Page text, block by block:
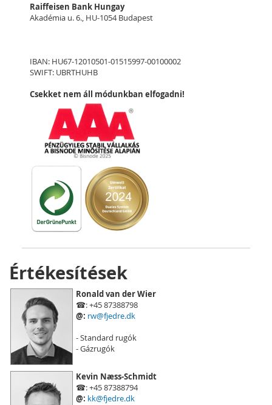
Raiffeisen Bank Hungay
Akadémia u. 6., HU-1054 Budapest
IBAN: HU67-12010501-01515997-00100002
SWIFT: UBRTHUHB
Csekket nem áll módunkban elfogadni!
Értékesítések
Ronald van der Wier
☎: +45 87388798
@: rw@fjedre.dk
- Standard rugók
- Gázrugók
Kevin Næss-Schmidt
☎: +45 87388794
@: kk@fjedre.dk